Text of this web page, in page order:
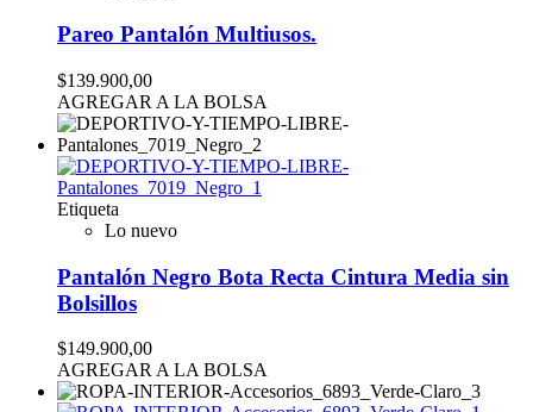
Pareo Pantalón Multiusos.
$139.900,00
AGREGAR A LA BOLSA
Etiqueta
Lo nuevo
Pantalón Negro Bota Recta Cintura Media sin
Bolsillos
$149.900,00
AGREGAR A LA BOLSA